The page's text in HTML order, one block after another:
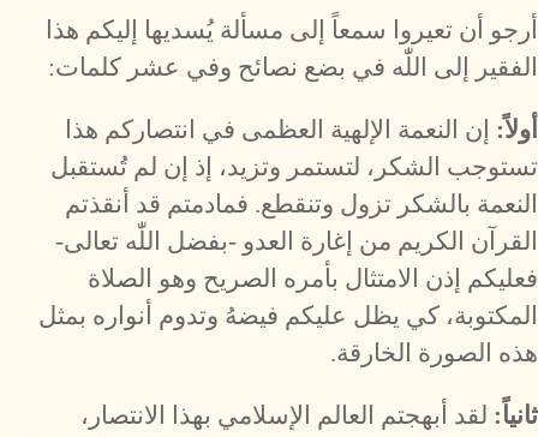
أرجو أن تعيروا سمعاً إلى مسألة يُسديها إليكم هذا
الفقير إلى اللّٰه في بضع نصائح وفي عشر كلمات:
أولاً: إن النعمة الإلهية العظمى في انتصاركم هذا
تستوجب الشكر، لتستمر وتزيد، إذ إن لم تُستقبل
النعمة بالشكر تزول وتنقطع. فمادمتم قد أنقذتم
القرآن الكريم من إغارة العدو -بفضل اللّٰه تعالى-
فعليكم إذن الامتثال بأمره الصريح وهو الصلاة
المكتوبة، كي يظل عليكم فيضهُ وتدوم أنواره بمثل
هذه الصورة الخارقة.
ثانياً: لقد أبهجتم العالم الإسلامي بهذا الانتصار،